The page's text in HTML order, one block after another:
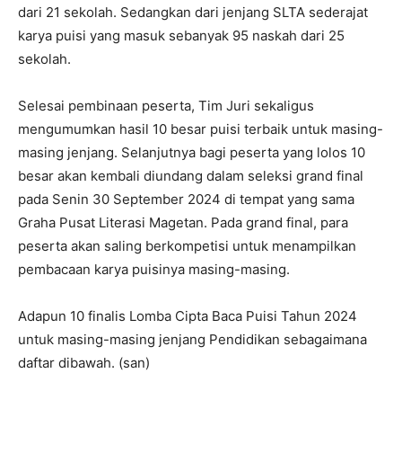
dari 21 sekolah. Sedangkan dari jenjang SLTA sederajat
karya puisi yang masuk sebanyak 95 naskah dari 25
sekolah.
Selesai pembinaan peserta, Tim Juri sekaligus
mengumumkan hasil 10 besar puisi terbaik untuk masing-
masing jenjang. Selanjutnya bagi peserta yang lolos 10
besar akan kembali diundang dalam seleksi grand final
pada Senin 30 September 2024 di tempat yang sama
Graha Pusat Literasi Magetan. Pada grand final, para
peserta akan saling berkompetisi untuk menampilkan
pembacaan karya puisinya masing-masing.
Adapun 10 finalis Lomba Cipta Baca Puisi Tahun 2024
untuk masing-masing jenjang Pendidikan sebagaimana
daftar dibawah. (san)